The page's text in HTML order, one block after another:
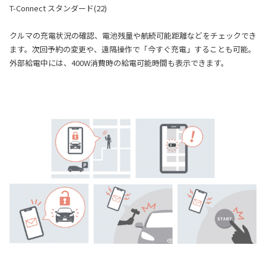
T-Connect スタンダード(22)
クルマの充電状況の確認、電池残量や航続可能距離などをチェックでき
ます。次回予約の変更や、遠隔操作で「今すぐ充電」することも可能。
外部給電中には、400W消費時の給電可能時間も表示できます。